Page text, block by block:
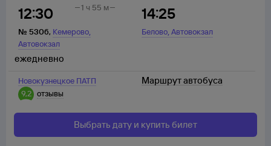
12:30
№ 530б, Кемерово,
Автовокзал
14:25
Белово,Автовокзал
1 ч 55 м
Новокузнецкое ПАТП
9,2 отзывы
ежедневно
Маршрут автобуса
Выбрать дату и купить билет